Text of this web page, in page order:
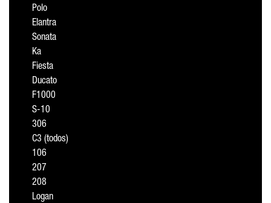
Polo
Elantra
Sonata
Ka
Fiesta
Ducato
F1000
S-10
306
C3 (todos)
106
207
208
Logan